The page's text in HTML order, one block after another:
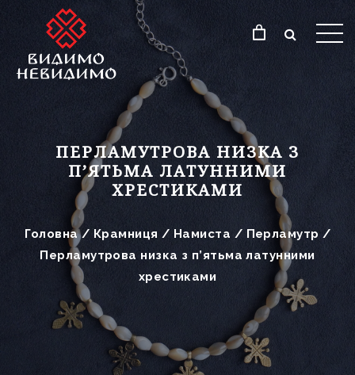
ПЕРЛАМУТРОВА НИЗКА З
П’ЯТЬМА ЛАТУННИМИ
ХРЕСТИКАМИ
Головна/ Крамниця / Намиста / Перламутр /
Перламутрова низка з п’ятьма латунними
хрестиками